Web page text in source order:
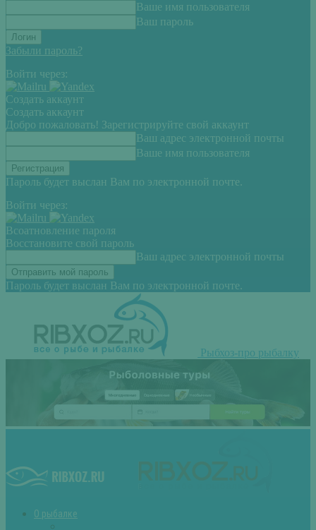
Ваше имя пользователя
Ваш пароль
Забыли пароль?
Войти через:
Создать аккаунт
Создать аккаунт
Добро пожаловать! Зарегистрируйте свой аккаунт
Ваш адрес электронной почты
Ваше имя пользователя
Пароль будет выслан Вам по электронной почте.
Войти через:
Всоатновление пароля
Восстановите свой пароль
Ваш адрес электронной почты
Пароль будет выслан Вам по электронной почте.
Рыбхоз-про рыбалку
О рыбалке